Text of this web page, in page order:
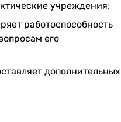
учреждения;
работоспособность
его
дополнительных